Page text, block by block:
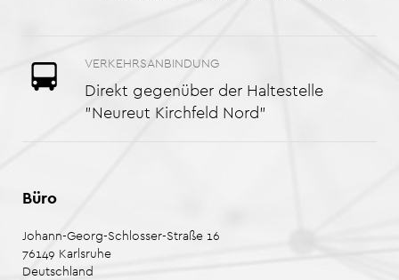
VERKEHRSANBINDUNG
Direkt gegenüber der Haltestelle
"Neureut Kirchfeld Nord"
Büro
Johann-Georg-Schlosser-Straße 16
76149 Karlsruhe
Deutschland